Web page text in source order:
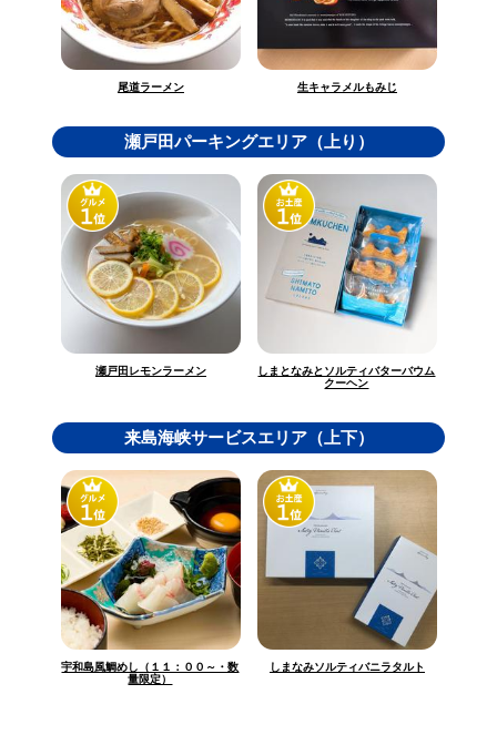
尾道ラーメン 生キャラメルもみじ
瀬戸田パーキングエリア（上り）
瀬戸田レモンラーメン しまとなみとソルティバターバウム
クーヘン
来島海峡サービスエリア（上下）
宇和島風鯛めし（１１：００～・数
量限定）
しまなみソルティバニラタルト